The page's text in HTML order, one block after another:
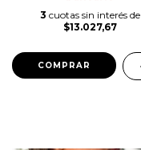
3 cuotas sin interés de
$13.027,67
COMPRAR